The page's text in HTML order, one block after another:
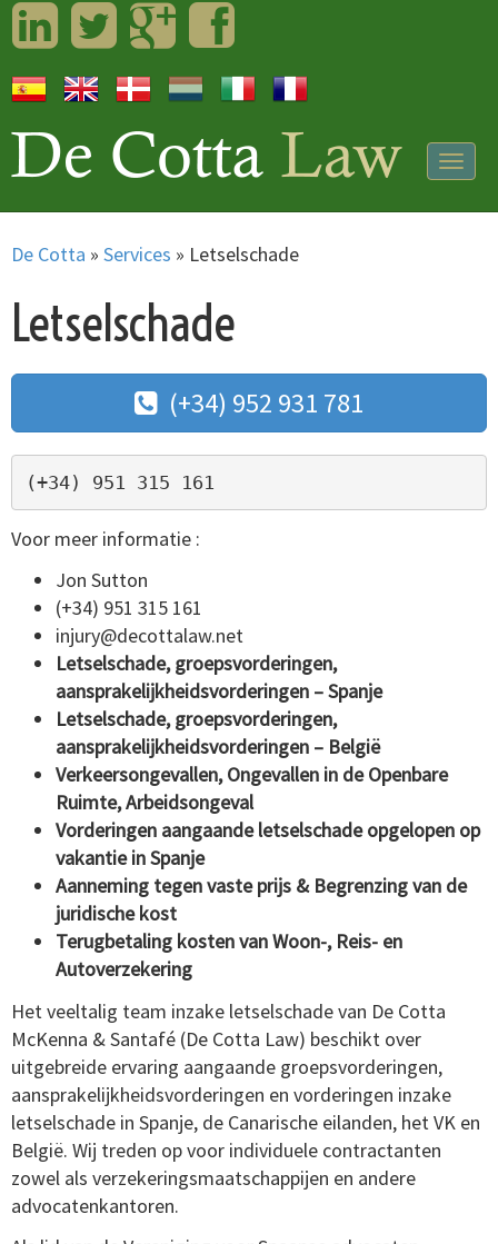
LinkedInTwitterGoogleplusFacebook
De Cotta » Services » Letselschade
Letselschade
(+34) 952 931 781
(+34) 951 315 161
Voor meer informatie :
Jon Sutton
(+34) 951 315 161
injury@decottalaw.net
Letselschade, groepsvorderingen,
aansprakelijkheidsvorderingen – Spanje
Letselschade, groepsvorderingen,
aansprakelijkheidsvorderingen – België
Verkeersongevallen, Ongevallen in de Openbare
Ruimte, Arbeidsongeval
Vorderingen aangaande letselschade opgelopen op
vakantie in Spanje
Aanneming tegen vaste prijs & Begrenzing van de
juridische kost
Terugbetaling kosten van Woon-, Reis- en
Autoverzekering
Het veeltalig team inzake letselschade van De Cotta
McKenna & Santafé (De Cotta Law) beschikt over
uitgebreide ervaring aangaande groepsvorderingen,
aansprakelijkheidsvorderingen en vorderingen inzake
letselschade in Spanje, de Canarische eilanden, het VK en
België. Wij treden op voor individuele contractanten
zowel als verzekeringsmaatschappijen en andere
advocatenkantoren.